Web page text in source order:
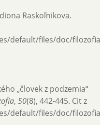
Raskoľnikova.
default/files/doc/
„človek z podzemia“
, 50(8), 442-445. Cit z
default/files/doc/